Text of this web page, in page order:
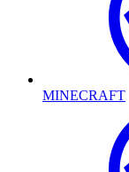
MINECRAFT